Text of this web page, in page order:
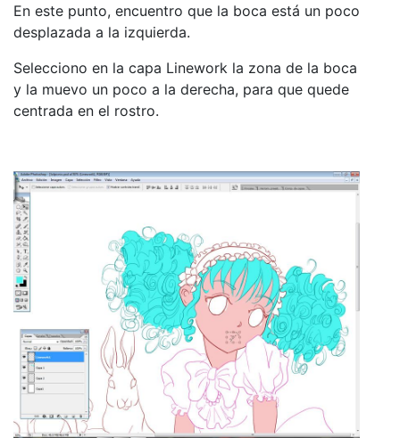
En este punto, encuentro que la boca está un poco
desplazada a la izquierda.
Selecciono en la capa Linework la zona de la boca
y la muevo un poco a la derecha, para que quede
centrada en el rostro.